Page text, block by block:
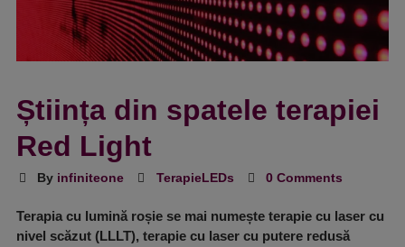
Știința din spatele terapiei
Red Light
By infiniteone TerapieLEDs 0 Comments
Terapia cu lumină roșie se mai numește terapie cu laser cu
nivel scăzut (LLLT), terapie cu laser cu putere redusă